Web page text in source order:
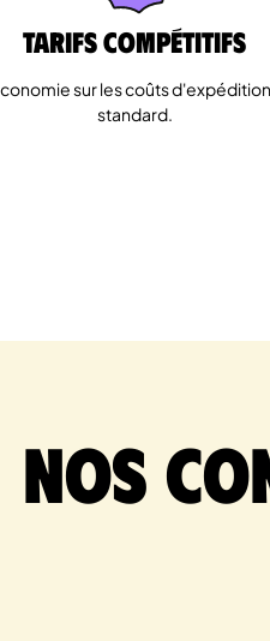
Tarifs Compétitifs
sur les coûts
standard.
Nos